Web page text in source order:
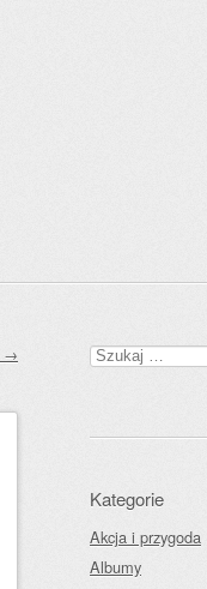
→ Szukaj:
Kategorie
Akcja i przygoda
Albumy